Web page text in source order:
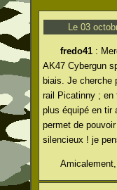
Le 03
fredo41 :
AK47 Cybergun
biais. Je cherche
rail Picatinny ; en
plus équipé en tir
permet de
silencieux ! je